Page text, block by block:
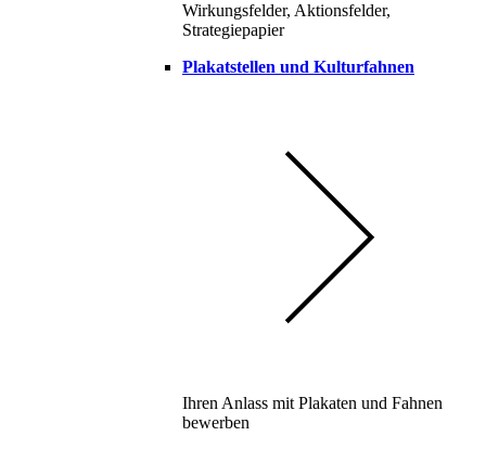
Wirkungsfelder, Aktionsfelder,
Strategiepapier
Plakatstellen und Kulturfahnen
Ihren Anlass mit Plakaten und Fahnen
bewerben